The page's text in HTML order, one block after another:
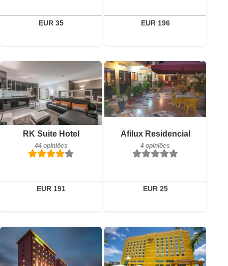
EUR 35
Reservar
EUR 196
RK Suite Hotel
44 opiniões
EUR 191
44 opiniões
Reservar
Afilux Residencial
4 opiniões
EUR 25
4 opiniões
Detalhes
Reservar